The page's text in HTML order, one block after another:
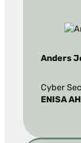
Anders
Cyber
ENISA